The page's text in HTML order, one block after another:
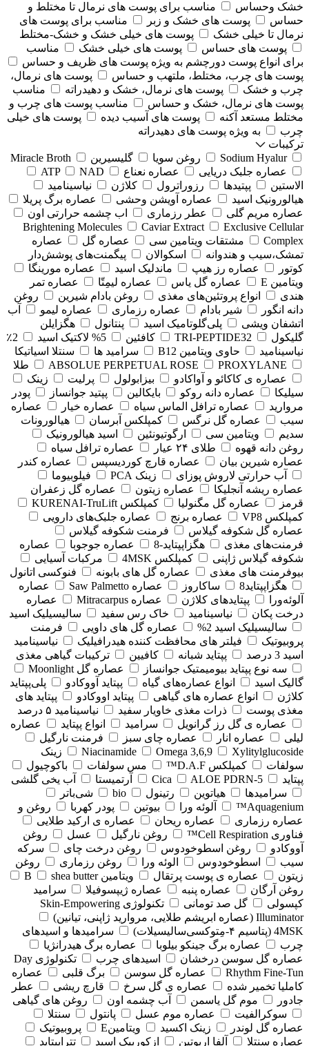
خشک وحساس
مناسب برای پوست های نرمال تا مختلط و
حساس
پوست های خشک و زبر
مناسب برای پوست های
نرمال تا خیلی خشک
پوست های خیلی خشک و خشک-مختلط
پوست های حساس
پوست های خیلی خشک
مناسب
برای انواع پوست دورچشم به ویژه پوست های ظریف و حساس
پوست های چرب، مختلط، ملتهب و حساس
پوست های نرمال،
چرب و خشک
پوست های نرمال، خشک و دهیدراته
مناسب
پوست های نرمال، خشک و حساس
مناسب پوست های چرب و
مختلط مستعد آکنه
پوست های آسیب دیده
پوست های خیلی
چرب
به ویژه پوست های دهیدراته
ترکیبات
Sodium Hyalur
روغن سویا گلیسیرین
Miracle Broth
عصاره جلبک دریایی
عصاره نعناع ATP
NAD
الاستین
پپتیدها رزوراترول کلاژن
⁠نیاسینامید
هیالورونیک اسید
عصاره آویشن وحشی
عصاره برگ پریلا
عصاره مریم گلی
عطر رزماری
اب چشمه حرارتی اون
Brightening Molecules
Caviar Extract
Exclusive Cellular
Complex
مشتقات ویتامین سی عصاره گل
عصاره
تمشک،سیب و هندوانه
اسکوالان
پیگمنت‌های پوشش‌دار
کوتور
عصاره رز هیپ ماندلیک اسید
عصاره مورینگا
ویتامین E
عصاره گل یاس عصاره لیمِتّا
عصاره تمر
هندی
انواع پروتئین‌های مغذی روغن بادام شیرین
روغن
دانه انگور
شیر بادام عصاره رزماری عصاره لیمو
آب
اتشفان ویشی
پلی‌گلوتامیک اسید پنتانول
هگزایلن
گلیکول
TRI-PEPTIDE32 کافئین 5% لاکتیک اسید
2٪
نیاسینامید
حاوی ویتامین B12 سرامید ها
سنتلا اسیاتیکا
ABSOLUE PERPETUAL ROSE
PROXYLANE
طلا
عصاره ی کاکائو و آواکادو
بیزابولول پرلیت
زینک
سیلیکا
عصاره دانه روکو بایکالین پپتید جوانساز
پودر
مروارید
عصاره ترافل الماس سیاه عصاره خیار
عصاره
سیب
عصاره گل نرگس کمپلکس آبرسان
هیالورونات
سدیم
ویتامین سی ارگوتیونئین
اسید هیالورونیک
روغن دانه قهوه
طلای ۲۴ عیار
عصاره ترافل سیاه
عصاره شیرین بیان
عصاره قارچ کوردیسپس
عصاره کندر
آب حرارتی لاروش پوزای
زینک PCA
فیلوبیوما
عصاره ریشه آنجلیکا
عصاره زیتون
عصاره گل زعفران
قرمز
عصاره گل مگنولیا
کمپلکس KURENAI-TruLift
کمپلکس VP8
عصاره برنج
عصاره جلبک‌های دارویی
عصاره گل شکوفه گیلاس
فرمنت شکوفه گیلاس
فرمنت‌های مغذی
هگزاپپتاید-8 عصاره جوجوبا
عصاره
شکوفه گیلاس ژاپنی
کمپلکس 4MSK
مرکبات آسیایی
بیوفرمنت های مغذی
عصاره گل های بابونه
فنوکسی اتانول
هگزاپپتاید8
ساکاروز عصاره Saw Palmetto
عصاره
آلوئه‌ورا
پپتایدهای کلاژن عصاره Mitracarpus
عصاره
درخت پکان
نیاسینامید خاک رس سفید
سالیسیلیک اسید
سالیسیلیک اسید 2%
عصاره گل های داویی
فرمنت
پروبیوتیک
فیلتر های محافظت کننده هیدرافیلیک
نیاسینامید
اسید 3 درصد
پپتاید شبانه کافیین
ترکیبات گیاهی مغذی
سه نوع پپتاید بیومیمتیک جوانساز
عصاره گل Moonlight
گالیک اسید
انواع عصاره‌های گیاه پپتاید آووکادو
پلی‌پپتاید
کلاژن
انواع عصاره های گیاهی پپتاید اووکادو
پپتاید های
مغذی پوست
ذرات مغذی خاویار سفید
نیاسینامید ۵ درصد
عصاره ی گل رز گرانویل
سرامید انواع پپتاید
عصاره
لیلی
عصاره انار عصاره چای سبز
فرمنت نارگیل
Niacinamide
Omega 3,6,9 Xylitylglucoside
زینک
سولفات
کمپلکس D.A.F™ مس سولفات
باکوچیول
پپتاید
5-Cica
ALOE PDRN آرتمیستا
آب یخی گلشی
سرامیدها
هیاتوین رتینول bio
شی‌باتر
Aquagenium™
آلوئه ورا بیوتین پودر کهربا
روغن و
عصاره رزماری
عصاره ریحان
عصاره ی ارکید طلایی
فناوری Cell Respiration™
روغن نارگیل عسل
روغن
آووکادو
روغن اسطوخودوس روغن درخت چای
سرکه
سیب
اسطوخودوس الوئه ورا روغن رزماری
روغن
زیتون
عصاره ی پوست پرتقال ویتامین Bshea butter
روغن آرگان
عصاره پنبه عصاره ژیپسوفیلا
سرامید
کپسولی
گل صد تومانی
تکنولوژی Skin-Empowering
Illuminator (عصاره ابریشم طلایی، مروارید ژاپنی، تیانین)
4MSK (پتاسیم ۴‑مِتوکسی‌سالیسیلات)
سرامیدها و اسیدهای
چرب
عصاره برگ جینکو بیلوبا
عصاره برگ هیدرانژیا
عصاره گل سوسن درخشان
اسیدهای چرب
تکنولوژی Day
Rhythm Fine‑Tun
عصاره گل سوسن برگ قلبی
عصاره
کاملیا تخمیر شده
عصاره ی گل سرخ قارچ ریشی
عطر
جادور
موم گل یاسمن آب چشمه اون
روغن های گیاهی
سوکرالفیت
عصاره موم عسل پانتول
سنتلا
عصاره گل لوندر
زینک اکسید ویتامینE
پروبیوتیک
عصاره سنتلا
آلفا اربوتین ازکوربیک اسید تتراپپتاید